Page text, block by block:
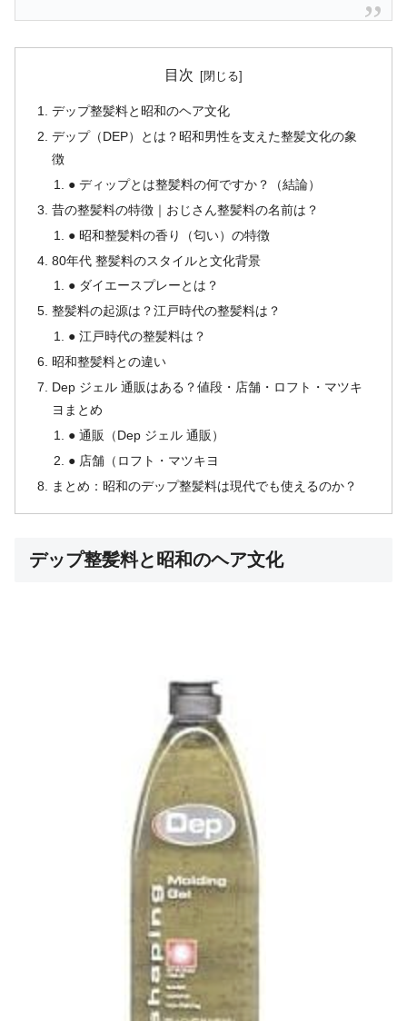
目次
デップ整髪料と昭和のヘア文化
デップ（DEP）とは？昭和男性を支えた整髪文化の象
徴
● ディップとは整髪料の何ですか？（結論）
昔の整髪料の特徴｜おじさん整髪料の名前は？
● 昭和整髪料の香り（匂い）の特徴
80年代 整髪料のスタイルと文化背景
● ダイエースプレーとは？
整髪料の起源は？江戸時代の整髪料は？
● 江戸時代の整髪料は？
昭和整髪料との違い
Dep ジェル 通販はある？値段・店舗・ロフト・マツキ
ヨまとめ
● 通販（Dep ジェル 通販）
● 店舗（ロフト・マツキヨ
まとめ：昭和のデップ整髪料は現代でも使えるのか？
デップ整髪料と昭和のヘア文化